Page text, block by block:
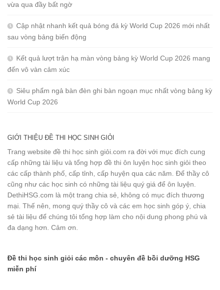
vừa qua đầy bất ngờ
Cập nhật nhanh kết quả bóng đá kỳ World Cup 2026 mới nhất
sau vòng bảng biến động
Kết quả lượt trận hạ màn vòng bảng kỳ World Cup 2026 mang
đến vô vàn cảm xúc
Siêu phẩm ngả bàn đèn ghi bàn ngoạn mục nhất vòng bảng kỳ
World Cup 2026
GIỚI THIỆU ĐỀ THI HỌC SINH GIỎI
Trang website đề thi học sinh giỏi.com ra đời với mục đích cung
cấp những tài liệu và tổng hợp đề thi ôn luyện học sinh giỏi theo
các cấp thành phố, cấp tỉnh, cấp huyện qua các năm. Để thầy cô
cũng như các học sinh có những tài liệu quý giá để ôn luyện.
DethiHSG.com là một trang chia sẻ, không có mục đích thương
mại. Thế nên, mong quý thầy cô và các em học sinh góp ý, chia
sẻ tài liệu để chúng tôi tổng hợp làm cho nội dung phong phú và
đa dạng hơn. Cảm ơn.
Đề thi học sinh giỏi các môn - chuyên đề bồi dưỡng HSG
miễn phí